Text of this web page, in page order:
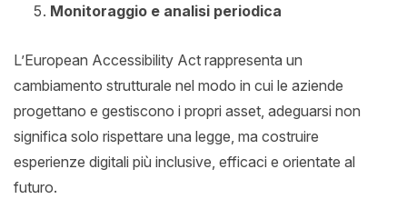
Monitoraggio e analisi periodica
L’European Accessibility Act rappresenta un
cambiamento strutturale nel modo in cui le aziende
progettano e gestiscono i propri asset, adeguarsi non
significa solo rispettare una legge, ma costruire
esperienze digitali più inclusive, efficaci e orientate al
futuro.